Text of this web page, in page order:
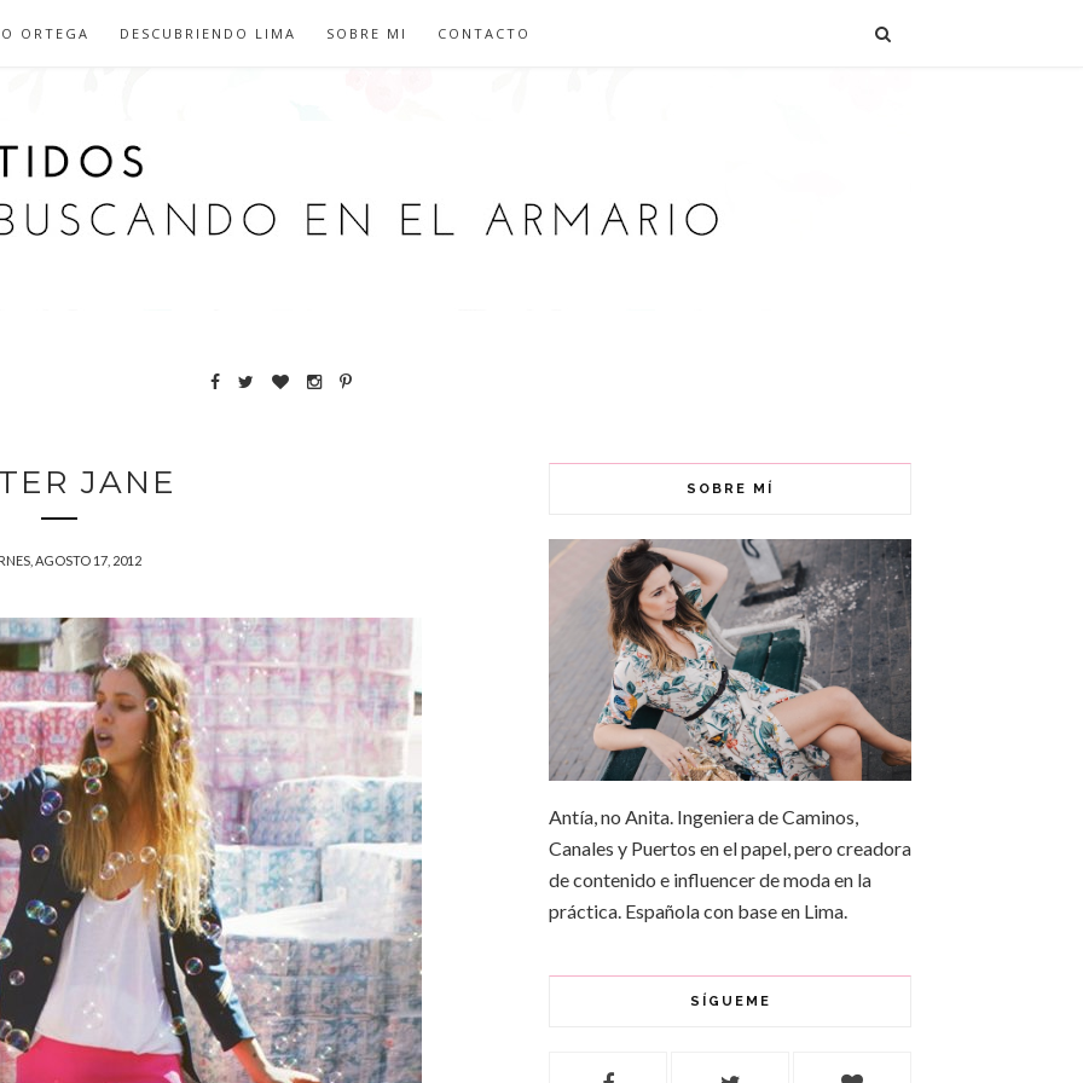
ORTEGA DESCUBRIENDO LIMA SOBRE MI CONTACTO
JANE
AGOSTO 17, 2012
SOBRE MÍ
Antía, no Anita. Ingeniera de Caminos,
Canales y Puertos en el papel, pero creadora
de contenido e influencer de moda en la
práctica. Española con base en Lima.
SÍGUEME